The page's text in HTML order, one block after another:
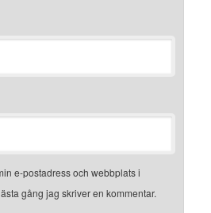
e-postadress och webbplats i
gång jag skriver en kommentar.